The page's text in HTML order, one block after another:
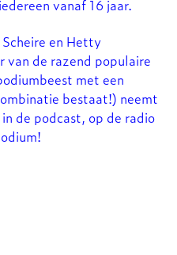
vanaf 16 jaar.
en Hetty
van de razend populaire
met een
bestaat!) neemt
de podcast, op de radio